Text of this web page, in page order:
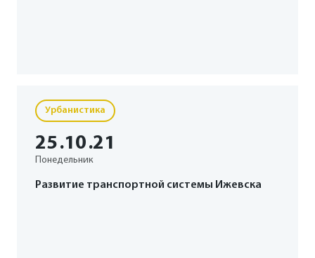
Урбанистика
25.10.21
Понедельник
Развитие транспортной системы Ижевска